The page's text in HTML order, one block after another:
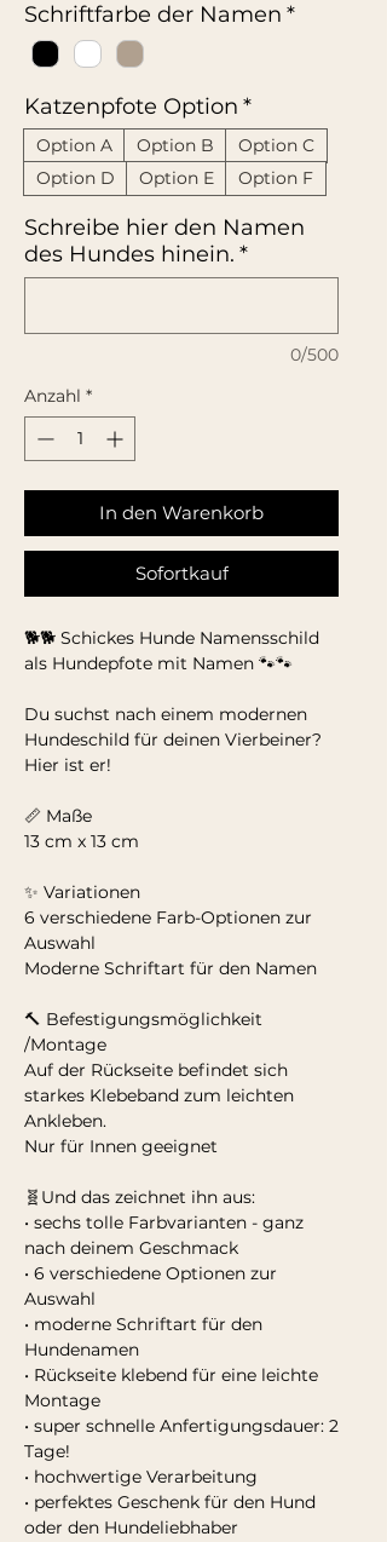
Schriftfarbe der Namen *
Katzenpfote Option *
Option A Option B
Option C
Option D
Option E Option F
Schreibe hier den Namen
des Hundes hinein. *
0/500
Anzahl *
In den Warenkorb
Sofortkauf
🐕🐕 Schickes Hunde Namensschild
als Hundepfote mit Namen 🐾🐾
Du suchst nach einem modernen
Hundeschild für deinen Vierbeiner?
Hier ist er!
📏 Maße
13 cm x 13 cm
✨ Variationen
6 verschiedene Farb-Optionen zur
Auswahl
Moderne Schriftart für den Namen
🔨 Befestigungsmöglichkeit
/Montage
Auf der Rückseite befindet sich
starkes Klebeband zum leichten
Ankleben.
Nur für Innen geeignet
🧬Und das zeichnet ihn aus:
• sechs tolle Farbvarianten - ganz
nach deinem Geschmack
• 6 verschiedene Optionen zur
Auswahl
• moderne Schriftart für den
Hundenamen
• Rückseite klebend für eine leichte
Montage
• super schnelle Anfertigungsdauer: 2
Tage!
• hochwertige Verarbeitung
• perfektes Geschenk für den Hund
oder den Hundeliebhaber